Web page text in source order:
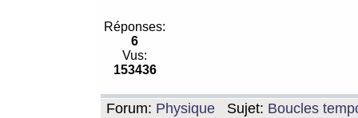
Réponses:
6
Vus:
153436
Forum: Physique Sujet: Boucles